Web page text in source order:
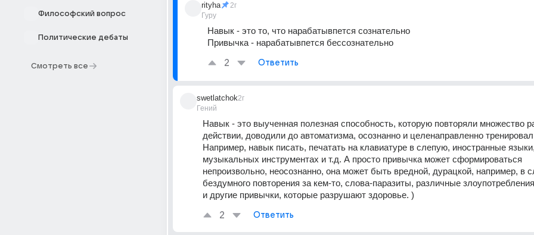
Философский вопрос
Политические дебаты
Смотреть все
rityha
Гуру
2г
Навык - это то, что нарабатывпется сознательно
Привычка - нарабатывпется бессознательно
2 Ответить
swetlatchok
Гений
2г
Навык - это выученная полезная способность, которую повторяли множество
действии, доводили до автоматизма, осознанно и целенаправленно
Например, навык писать, печатать на клавиатуре в слепую, иностранные
музыкальных инструментах и т.д. А просто привычка может сформироваться
непроизвольно, неосознанно, она может быть вредной, дурацкой, например, в
бездумного повторения за кем-то, слова-паразиты, различные
и другие привычки, которые разрушают здоровье. )
2 Ответить